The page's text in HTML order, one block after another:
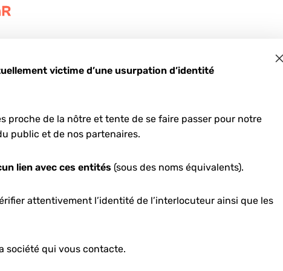
victime d’une usurpation d’identité
proche de la nôtre et tente de se faire passer pour notre
public et de nos partenaires.
lien avec ces entités (sous des noms équivalents).
attentivement l’identité de l’interlocuteur ainsi que les
société qui vous contacte.
: